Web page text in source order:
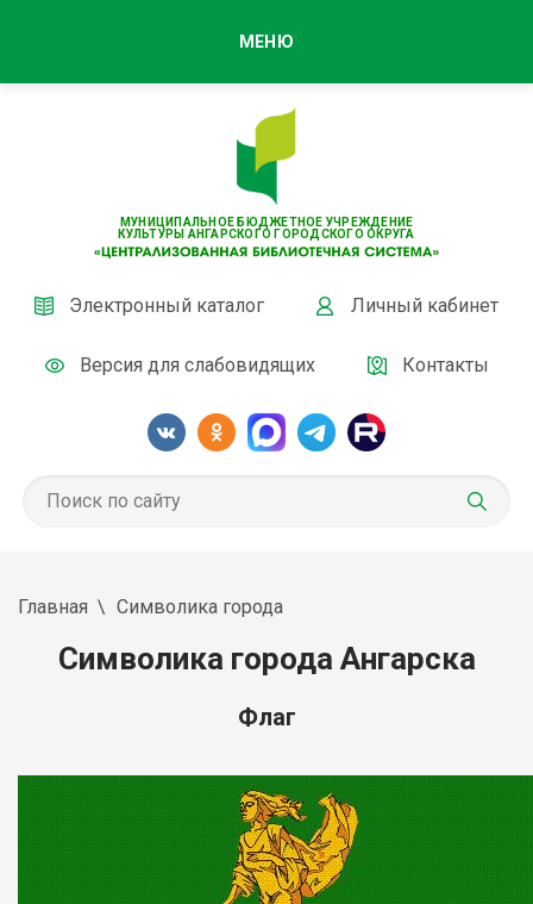
МУНИЦИПАЛЬНОЕ БЮДЖЕТНОЕ УЧРЕЖДЕНИЕ
КУЛЬТУРЫ АНГАРСКОГО ГОРОДСКОГО ОКРУГА
Электронный каталог Личный кабинет
Версия для слабовидящих Контакты
МЕНЮ
Главная Символика города
Символика города Ангарска
Флаг